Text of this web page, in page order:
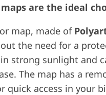
maps are the ideal
map, made of
the need for a
strong sunlight and
The map has a
quick access in your